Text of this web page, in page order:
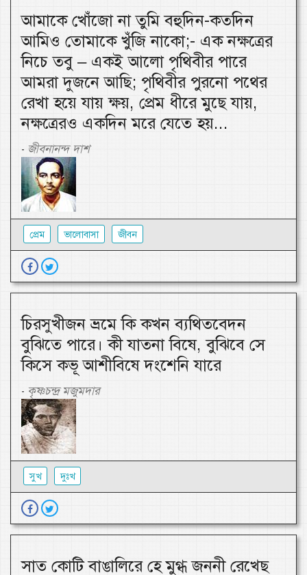
আমাকে খোঁজো না তুমি বহুদিন-কতদিন
আমিও তোমাকে খুঁজি নাকো;- এক নক্ষত্রের
নিচে তবু – একই আলো পৃথিবীর পারে
আমরা দুজনে আছি; পৃথিবীর পুরনো পথের
রেখা হয়ে যায় ক্ষয়, প্রেম ধীরে মুছে যায়,
নক্ষত্রেরও একদিন মরে যেতে হয়...
- জীবনানন্দ দাশ
প্রেম ভালোবাসা জীবন
চিরসুখীজন ভ্রমে কি কখন ব্যথিতবেদন
বুঝিতে পারে। কী যাতনা বিষে, বুঝিবে সে
কিসে কভূ আশীবিষে দংশেনি যারে
- কৃষ্ণচন্দ্র মজুমদার
সুখ দুঃখ
সাত কোটি বাঙালিরে হে মুগ্ধ জননী রেখেছ